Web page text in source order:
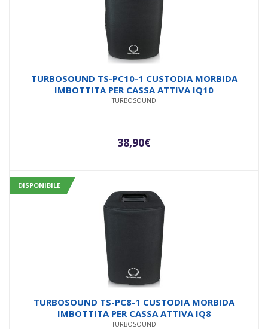
TURBOSOUND TS-PC10-1 CUSTODIA MORBIDA
IMBOTTITA PER CASSA ATTIVA IQ10
TURBOSOUND
38,90€
DISPONIBILE
TURBOSOUND TS-PC8-1 CUSTODIA MORBIDA
IMBOTTITA PER CASSA ATTIVA IQ8
TURBOSOUND